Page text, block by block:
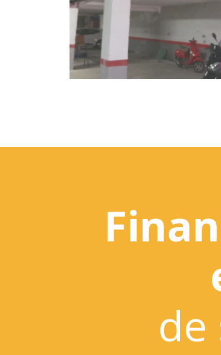
de